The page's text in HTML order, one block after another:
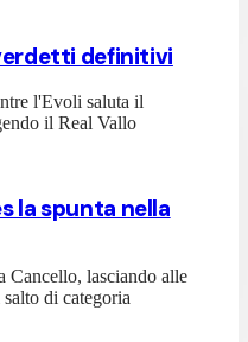
definitivi
l'Evoli saluta il
il Real Vallo
la spunta nella
Cancello, lasciando alle
di categoria